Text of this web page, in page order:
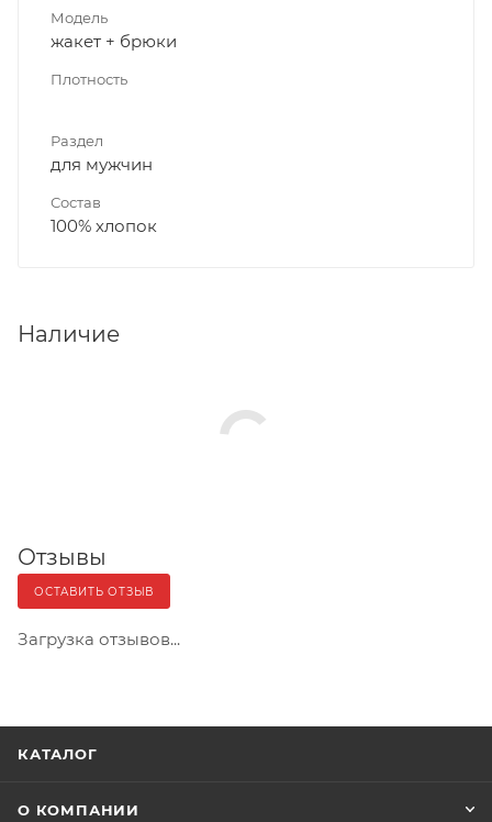
Модель
жакет + брюки
Плотность
Раздел
для мужчин
Состав
100% хлопок
Наличие
Отзывы
ОСТАВИТЬ ОТЗЫВ
Загрузка отзывов...
КАТАЛОГ
О КОМПАНИИ